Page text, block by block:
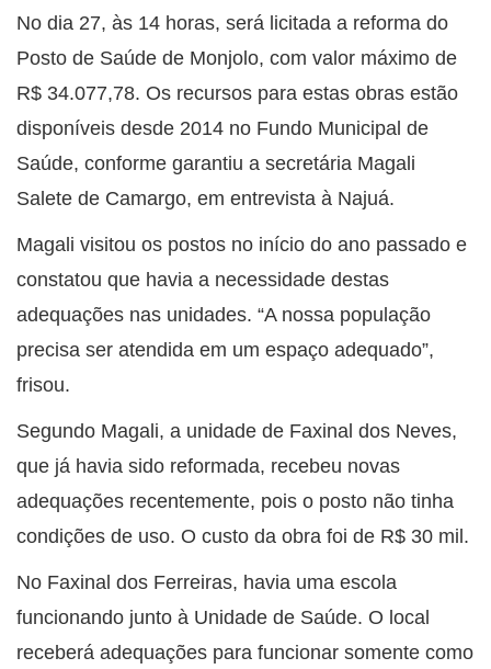
No dia 27, às 14 horas, será licitada a reforma do
Posto de Saúde de Monjolo, com valor máximo de
R$ 34.077,78. Os recursos para estas obras estão
disponíveis desde 2014 no Fundo Municipal de
Saúde, conforme garantiu a secretária Magali
Salete de Camargo, em entrevista à Najuá.
Magali visitou os postos no início do ano passado e
constatou que havia a necessidade destas
adequações nas unidades. “A nossa população
precisa ser atendida em um espaço adequado”,
frisou.
Segundo Magali, a unidade de Faxinal dos Neves,
que já havia sido reformada, recebeu novas
adequações recentemente, pois o posto não tinha
condições de uso. O custo da obra foi de R$ 30 mil.
No Faxinal dos Ferreiras, havia uma escola
funcionando junto à Unidade de Saúde. O local
receberá adequações para funcionar somente como